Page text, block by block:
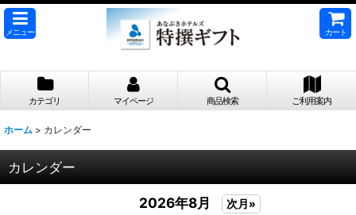
メニュー カート
カテゴリ マイページ 商品検索 ご利用案内
ホーム > カレンダー
カレンダー
2026年8月 次月»